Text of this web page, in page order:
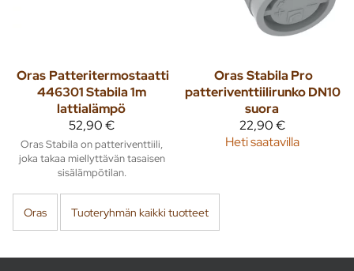
Oras Patteritermostaatti
446301 Stabila 1m
lattialämpö
52,90 €
Oras Stabila on patteriventtiili,
joka takaa miellyttävän tasaisen
sisälämpötilan.
Oras Stabila Pro
patteriventtiilirunko DN10
suora
22,90 €
Heti saatavilla
Oras Tuoteryhmän kaikki tuotteet